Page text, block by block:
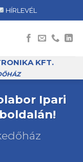
HÍRLEVÉL
KFT.
Ipari